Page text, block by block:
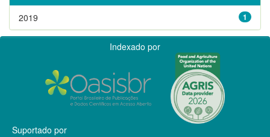
1
2019
Indexado por
Suportado por